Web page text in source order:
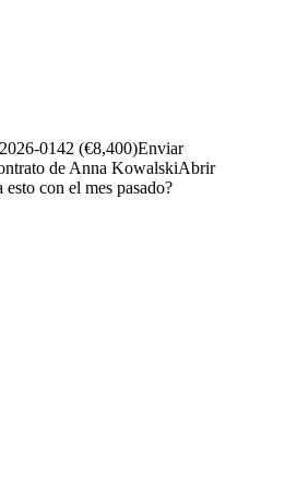
0142 (€8,400)Enviar
de Anna KowalskiAbrir
esto con el mes pasado?